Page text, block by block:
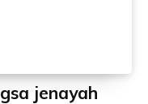
jenayah